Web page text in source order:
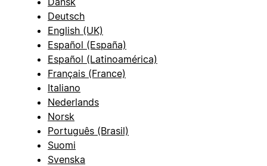
Deutsch
English (UK)
Español (España)
Español (Latinoamérica)
Français (France)
Italiano
Nederlands
Norsk
Português (Brasil)
Suomi
Svenska